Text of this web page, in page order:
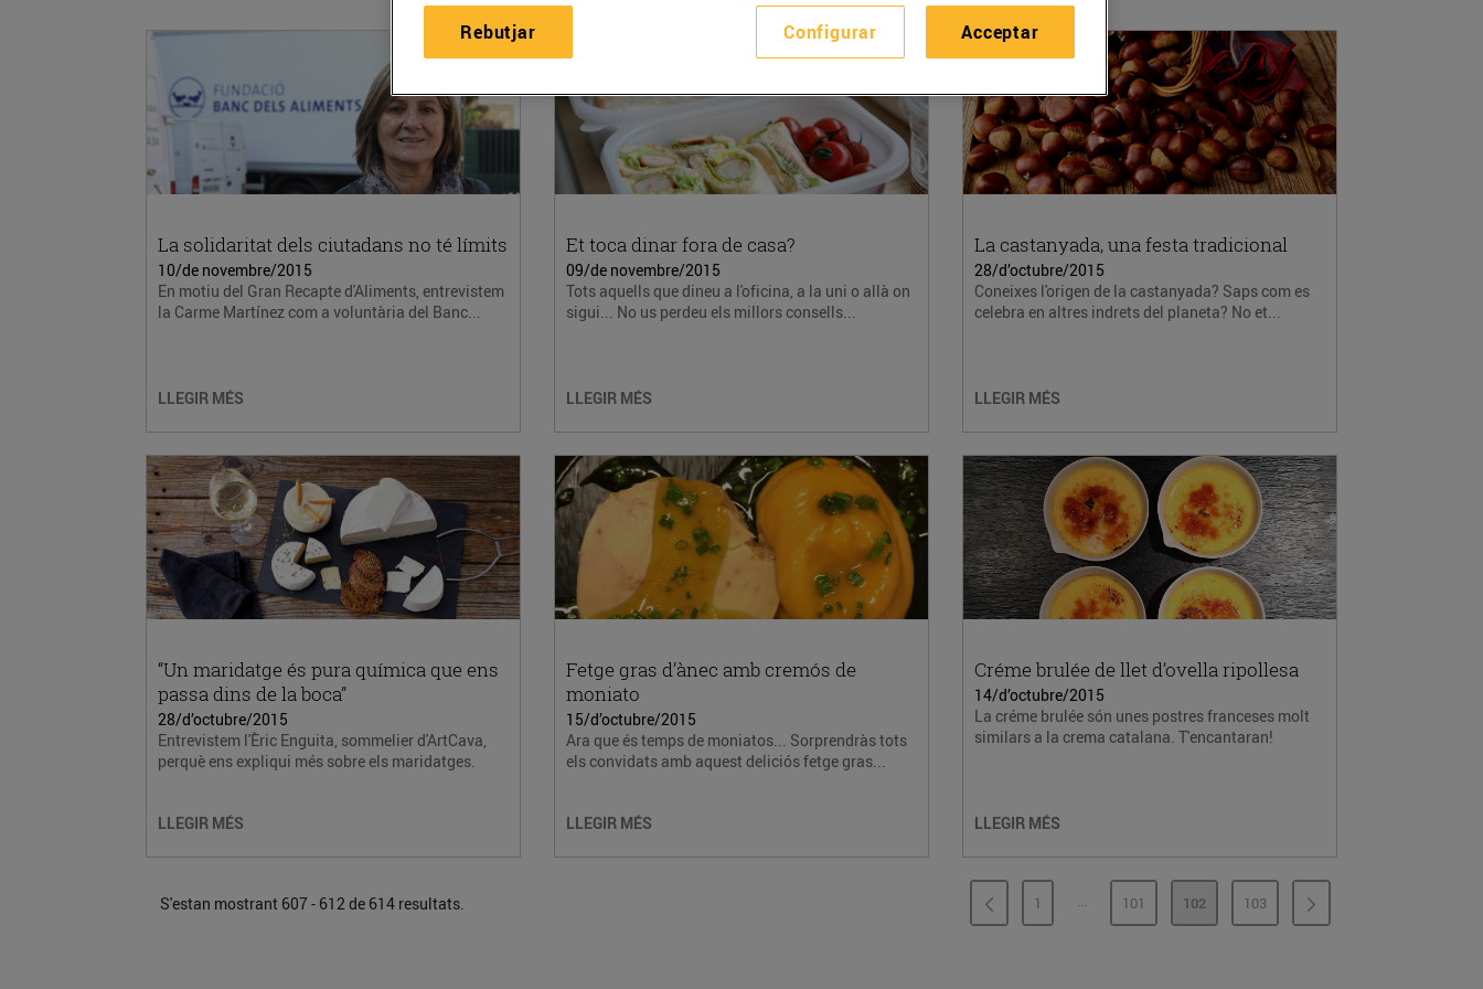
La solidaritat dels ciutadans no té límits
10/de novembre/2015
En motiu del Gran Recapte d'Aliments, entrevistem
la Carme Martínez com a voluntària del Banc...
LLEGIR MÉS
Et toca dinar fora de casa?
09/de novembre/2015
Tots aquells que dineu a l'oficina, a la uni o allà on
sigui... No us perdeu els millors consells...
LLEGIR MÉS
La castanyada, una festa tradicional
28/d’octubre/2015
Coneixes l'origen de la castanyada? Saps com es
celebra en altres indrets del planeta? No et...
LLEGIR MÉS
“Un maridatge és pura química que ens
passa dins de la boca”
28/d’octubre/2015
Entrevistem l'Èric Enguita, sommelier d'ArtCava,
perquè ens expliqui més sobre els maridatges.
LLEGIR MÉS
Fetge gras d’ànec amb cremós de
moniato
15/d’octubre/2015
Ara que és temps de moniatos... Sorprendràs tots
els convidats amb aquest deliciós fetge gras...
LLEGIR MÉS
Créme brulée de llet d’ovella ripollesa
14/d’octubre/2015
La créme brulée són unes postres franceses molt
similars a la crema catalana. T'encantaran!
LLEGIR MÉS
S'estan mostrant 607 - 612 de 614 resultats. PÀGINA
1 ...PÀGINES INTERMÈDIES
PÀGINA
101 PÀGINA
102 PÀGINA
103
Configurar
Rebutjar Acceptar